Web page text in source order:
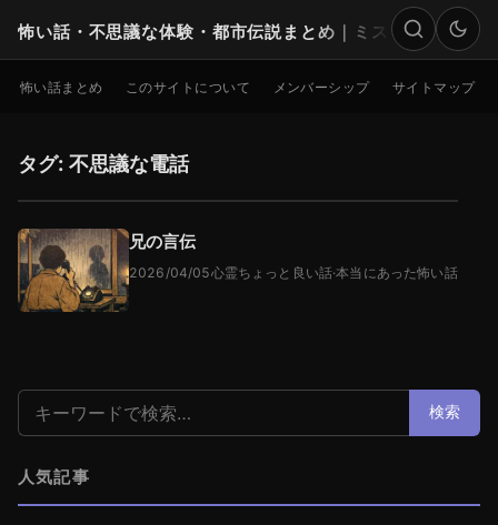
怖い話・不思議な体験・都市伝説まとめ｜ミステリー
検索
怖い話まとめ このサイトについて メンバーシップ サイトマップ
タグ: 不思議な電話
兄の言伝
2026/04/05心霊ちょっと良い話·本当にあった怖い話
検索: 検索
人気記事